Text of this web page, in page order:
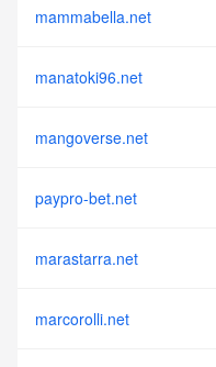
mammabella.net
manatoki96.net
mangoverse.net
paypro-bet.net
marastarra.net
marcorolli.net